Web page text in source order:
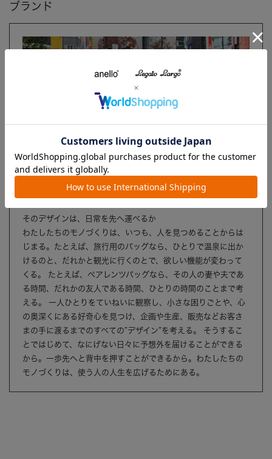
ブランド
そのデザインは、日常を先へ運べるか
わたしたちのモノづくりは、いつも、人を見つめることからは
じまる。たとえば、旅行用のバッグなら、ひとりで温泉に出か
けるのと、だれかと観光に行くのとで、欲しい機能が変わって
くる。 たとえば、ペアレンツバッグなら、その人の妻や夫であ
る時間、だれかの友人である時間、ひとりの時間のことまで考
える。 一人ひとりをていねいに観察し、小さな困りごとや、心
の奥深くにある好奇心を見つけ、企画や生産、販売などお客さ
まの手に渡るまでのすべての”デザイン”を考える。 そうするこ
とではじめて、なにげない日々に予想外を届けることができる
から。一歩先へと背中を押すことができるから。わたしたちの
モノづくりは、使う人の人生を広げるためにある。